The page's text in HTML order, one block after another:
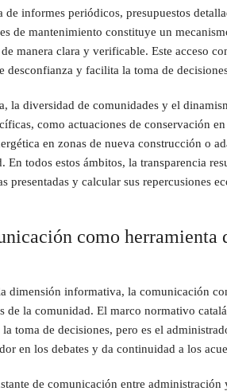
de informes periódicos, presupuestos
de mantenimiento constituye un
manera clara y verificable. Este acceso
desconfianza y facilita la toma de
la diversidad de comunidades y el
como actuaciones de conservación
en zonas de nueva construcción o
En todos estos ámbitos, la transparencia
presentadas y calcular sus repercusiones
como herramienta
dimensión informativa, la comunicación
de la comunidad. El marco normativo
toma de decisiones, pero es el
en los debates y da continuidad a los
de comunicación entre